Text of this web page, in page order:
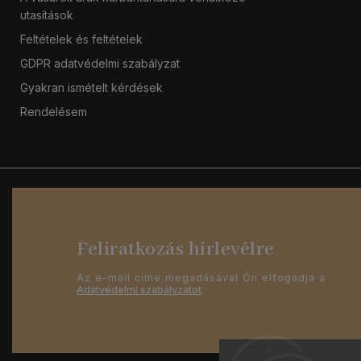
utasítások
Feltételek és feltételek
GDPR adatvédelmi szabályzat
Gyakran ismételt kérdések
Rendelésem
Feliratkozás hírlevélre
Az e-mail címe megadásával Ön elfogadja a
Adatvédelmi szabályzatot.